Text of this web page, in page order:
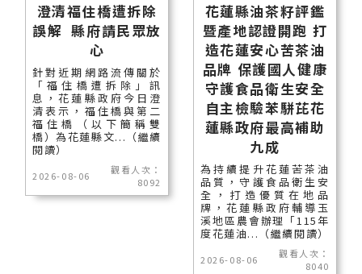
澄清福住橋遭拆除
誤解 縣府請民眾放
心
針對近期網路流傳關於
「福住橋遭拆除」訊
息，花蓮縣政府今日澄
清表示，福住橋與第二
福住橋（以下簡稱雙
橋）為花蓮縣文...（繼續
閱讀）
2026-08-06
觀看人次：
8092
花蓮縣油茶籽評鑑
暨產地認證開跑 打
造花蓮安心苦茶油
品牌 保護國人健康
守護食品衛生安全
自主檢驗苯駢芘花
蓮縣政府最高補助
九成
為持續提升花蓮苦茶油
品質，守護食品衛生安
全，打造優質在地品
牌，花蓮縣政府輔導玉
溪地區農會辦理「115年
度花蓮油...（繼續閱讀）
2026-08-06
觀看人次：
8040